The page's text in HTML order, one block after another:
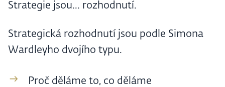
Strategie jsou... rozhodnutí.
Strategická rozhodnutí jsou podle Simona
Wardleyho dvojího typu.
Proč děláme to, co děláme